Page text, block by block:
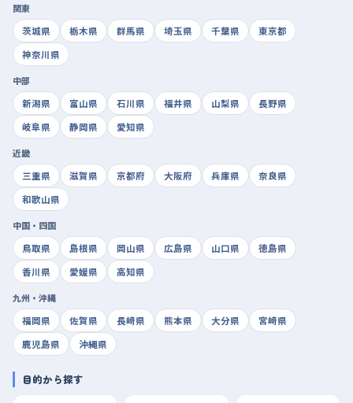
関東
茨城県
栃木県 群馬県 埼玉県 千葉県
東京都
神奈川県
中部
新潟県
富山県 石川県 福井県 山梨県
長野県
岐阜県
静岡県 愛知県
近畿
三重県
滋賀県 京都府 大阪府 兵庫県
奈良県
和歌山県
中国・四国
鳥取県
島根県 岡山県 広島県 山口県
徳島県
香川県
愛媛県 高知県
九州・沖縄
福岡県
佐賀県 長崎県 熊本県 大分県
宮崎県
鹿児島県
沖縄県
目的から探す